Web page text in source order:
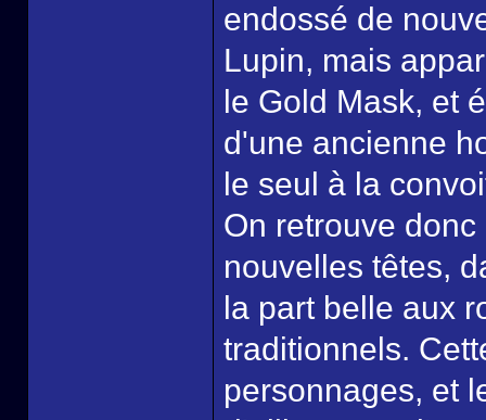
endossé de
Lupin, mais
le Gold Mask, et
d'une ancienne
le seul à la
On retrouve
nouvelles têtes,
la part belle aux
traditionnels.
personnages, et